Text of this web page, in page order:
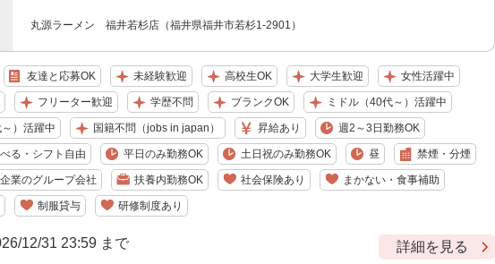
丸源ラーメン 福井若杉店（福井県福井市若杉1-2901）
友達と応募OK 未経験歓迎 高校生OK 大学生歓迎 女性活躍中
フリーター歓迎 学歴不問 ブランクOK ミドル（40代～）活躍中
）活躍中 国籍不問（jobs in japan） 昇給あり 週2～3日勤務OK
る・シフト自由 平日のみ勤務OK 土日祝のみ勤務OK 昼 禁煙・分煙
業のグループ会社 扶養内勤務OK 社会保険あり まかない・食事補助
制服貸与 研修制度あり
12/31 23:59 まで 詳細を見る